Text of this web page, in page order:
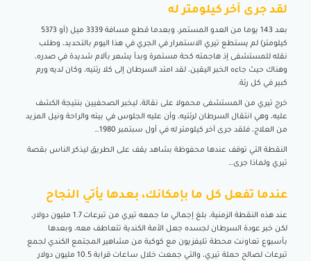
لقد جرى آخر كيلومتر له
بعد 143 يوما من العدو المستمر، وبعدما قطع مسافة 3339 ميل (أو 5373
كيلومتر) لم يستطع تيري الاستمرار في الجري في هذا اليوم بالتحديد، وطلب
نقله للمستشفى إذ هاجمته كحة مستمرة وبدأ يشعر بآلام شديدة في صدره،
وهناك حيث جاءه الخبر اليقين، لقد امتد السرطان إلى كلا رئتيه، وكان لديه ورم
كبير في كل رئة.
خرج تيري من المستشفى محمولا على نقالة، ليخبر الصحفيين بنتيجة الكشف
عليه، وهي انتقال السرطان لرئتيه، وأن عليه الجلوس في بيته والراحة ونيل المزيد
من العلاج، فلقد جرى آخر كيلومتر له في أول سبتمبر 1980…
النقطة التي توقف عندها محفوظة بشاهد يقف على الطريق ليذكر الناس بقصة
تيري ولماذا جرى…
عندما تفعل كل ما بإمكانك، بعدها يأتي النجاح
عند هذه النقطة الزمنية، بلغ إجمالي ما جمعه تيري من تبرعات 1.7 مليون دولار،
لكن خبر عودة السرطان لجسده جعل الأمة الكندية تتعاطف معه، وبعدها
بأسبوع تعاونت محطة تليفزيون مع كوكبة من مشاهير المجتمع الكندي لجمع
تبرعات لصالح حملة تيري، والتي جمعت خلال ساعات قرابة 10.5 مليون دولار